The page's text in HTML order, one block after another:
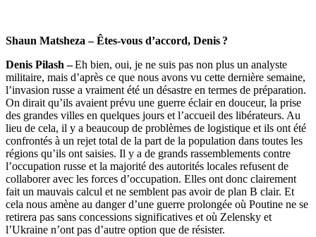
Shaun Matsheza – Êtes-vous d’accord, Denis ?
Denis Pilash –Eh bien, oui, je ne suis pas non plus un analyste
militaire, mais d’après ce que nous avons vu cette dernière semaine,
l’invasion russe a vraiment été un désastre en termes de préparation.
On dirait qu’ils avaient prévu une guerre éclair en douceur, la prise
des grandes villes en quelques jours et l’accueil des libérateurs. Au
lieu de cela, il y a beaucoup de problèmes de logistique et ils ont été
confrontés à un rejet total de la part de la population dans toutes les
régions qu’ils ont saisies. Il y a de grands rassemblements contre
l’occupation russe et la majorité des autorités locales refusent de
collaborer avec les forces d’occupation. Elles ont donc clairement
fait un mauvais calcul et ne semblent pas avoir de plan B clair. Et
cela nous amène au danger d’une guerre prolongée où Poutine ne se
retirera pas sans concessions significatives et où Zelensky et
l’Ukraine n’ont pas d’autre option que de résister.